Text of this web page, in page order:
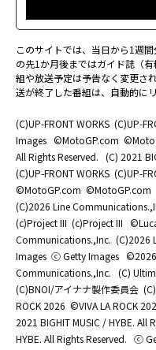
このサイトでは、当日から1週
の先1か月後まではガイド誌（
組や放送予定は予告なく変更さ
送が終了した番組は、自動的に
(C)UP-FRONT WORKS (C)UP-
Images ©MotoGP.com
All Rights Reserved. (C) 2021
(C)UP-FRONT WORKS (C)UP-
©MotoGP.com ©MotoGP.com
(C)2026 Line
(c)Project III (c)Project III
Communications.,Inc. (C)2026
Images ⓒ Getty Images
Communications.,Inc. (C)
(C)BNOI/アイナナ製作委員会
ROCK 2026 ©️VIVA LA ROCK
2021 BIGHIT MUSIC / HYBE. All
HYBE. All Rights Reserved. ⓒ